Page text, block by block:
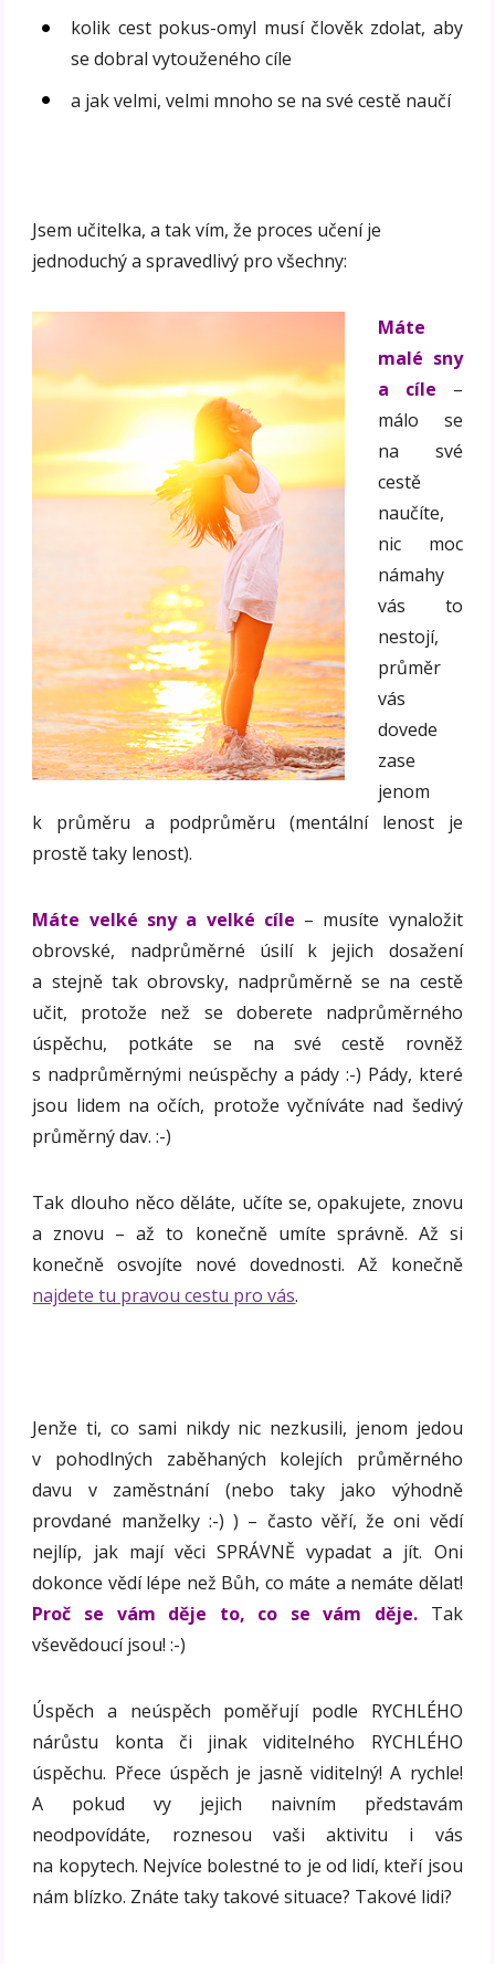
kolik cest pokus-omyl musí člověk zdolat, aby
se dobral vytouženého cíle
a jak velmi, velmi mnoho se na své cestě naučí
Jsem učitelka, a tak vím, že proces učení je
jednoduchý a spravedlivý pro všechny:
Máte
malé sny
a cíle –
málo se
na své
cestě
naučíte,
nic moc
námahy
vás to
nestojí,
průměr
vás
dovede
zase
jenom
k průměru a podprůměru (mentální lenost je
prostě taky lenost).
Máte velké sny a velké cíle – musíte vynaložit
obrovské, nadprůměrné úsilí k jejich dosažení
a stejně tak obrovsky, nadprůměrně se na cestě
učit, protože než se doberete nadprůměrného
úspěchu, potkáte se na své cestě rovněž
s nadprůměrnými neúspěchy a pády :-) Pády, které
jsou lidem na očích, protože vyčníváte nad šedivý
průměrný dav. :-)
Tak dlouho něco děláte, učíte se, opakujete, znovu
a znovu – až to konečně umíte správně. Až si
konečně osvojíte nové dovednosti. Až konečně
najdete tu pravou cestu pro vás.
Jenže ti, co sami nikdy nic nezkusili, jenom jedou
v pohodlných zaběhaných kolejích průměrného
davu v zaměstnání (nebo taky jako výhodně
provdané manželky :-) ) – často věří, že oni vědí
nejlíp, jak mají věci SPRÁVNĚ vypadat a jít. Oni
dokonce vědí lépe než Bůh, co máte a nemáte dělat!
Proč se vám děje to, co se vám děje.Tak
vševědoucí jsou! :-)
Úspěch a neúspěch poměřují podle RYCHLÉHO
nárůstu konta či jinak viditelného RYCHLÉHO
úspěchu. Přece úspěch je jasně viditelný! A rychle!
A pokud vy jejich naivním představám
neodpovídáte, roznesou vaši aktivitu i vás
na kopytech. Nejvíce bolestné to je od lidí, kteří jsou
nám blízko. Znáte taky takové situace? Takové lidi?